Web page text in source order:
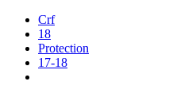
Crf
18
Protection
17-18